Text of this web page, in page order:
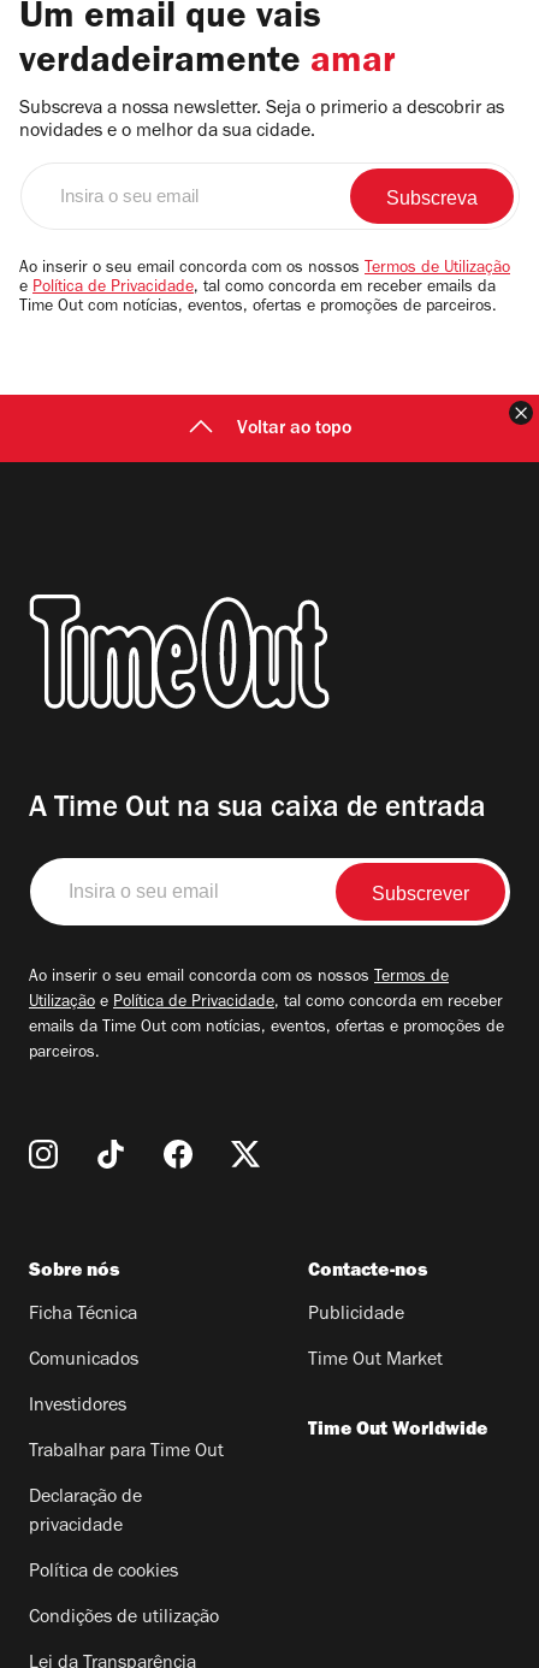
Um email que vais
verdadeiramente amar
Subscreva a nossa newsletter. Seja o primerio a descobrir as
novidades e o melhor da sua cidade.
email
Ao inserir o seu email concorda com os nossos Termos de Utilização
e Política de Privacidade, tal como concorda em receber emails da
Time Out com notícias, eventos, ofertas e promoções de parceiros.
Voltar ao topo
A Time Out na sua caixa de entrada
Insira
o
seu
Ao inserir o seu email concorda com os nossos Termos de
Utilização e Política de Privacidade, tal como concorda em receber
emails da Time Out com notícias, eventos, ofertas e promoções de
parceiros.
Sobre nós
Ficha Técnica
Comunicados
Investidores
Trabalhar para Time Out
Declaração de
privacidade
Política de cookies
Condições de utilização
Contacte-nos
Publicidade
Time Out Market
Time Out Worldwide